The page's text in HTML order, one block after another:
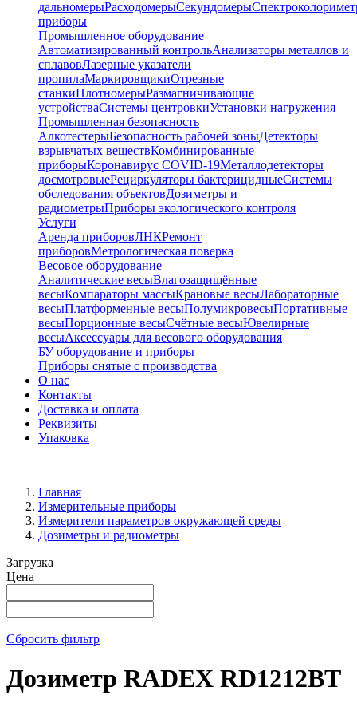
дальномерыРасходомерыСекундомеры
приборы
Промышленное оборудование
Автоматизированный контрольАнализаторы металлов и
сплавовЛазерные указатели
пропилаМаркировщикиОтрезные
станкиПлотномерыРазмагничивающие
устройстваСистемы центровкиУстановки нагружения
Промышленная безопасность
АлкотестерыБезопасность рабочей зоныДетекторы
взрывчатых веществКомбинированные
приборыКоронавирус COVID-19Металлодетекторы
досмотровыеРециркуляторы бактерицидныеСистемы
обследования объектовДозиметры и
радиометрыПриборы экологического контроля
Услуги
Аренда приборовЛНКРемонт
приборовМетрологическая поверка
Весовое оборудование
Аналитические весыВлагозащищённые
весыКомпараторы массыКрановые весыЛабораторные
весыПлатформенные весыПолумикровесыПортативные
весыПорционные весыСчётные весыЮвелирные
весыАксессуары для весового оборудования
БУ оборудование и приборы
Приборы снятые с производства
О нас
Контакты
Доставка и оплата
Реквизиты
Упаковка
Главная
Измерительные приборы
Измерители параметров окружающей среды
Дозиметры и радиометры
Загрузка
Цена
Сбросить фильтр
Дозиметр RADEX RD1212BT